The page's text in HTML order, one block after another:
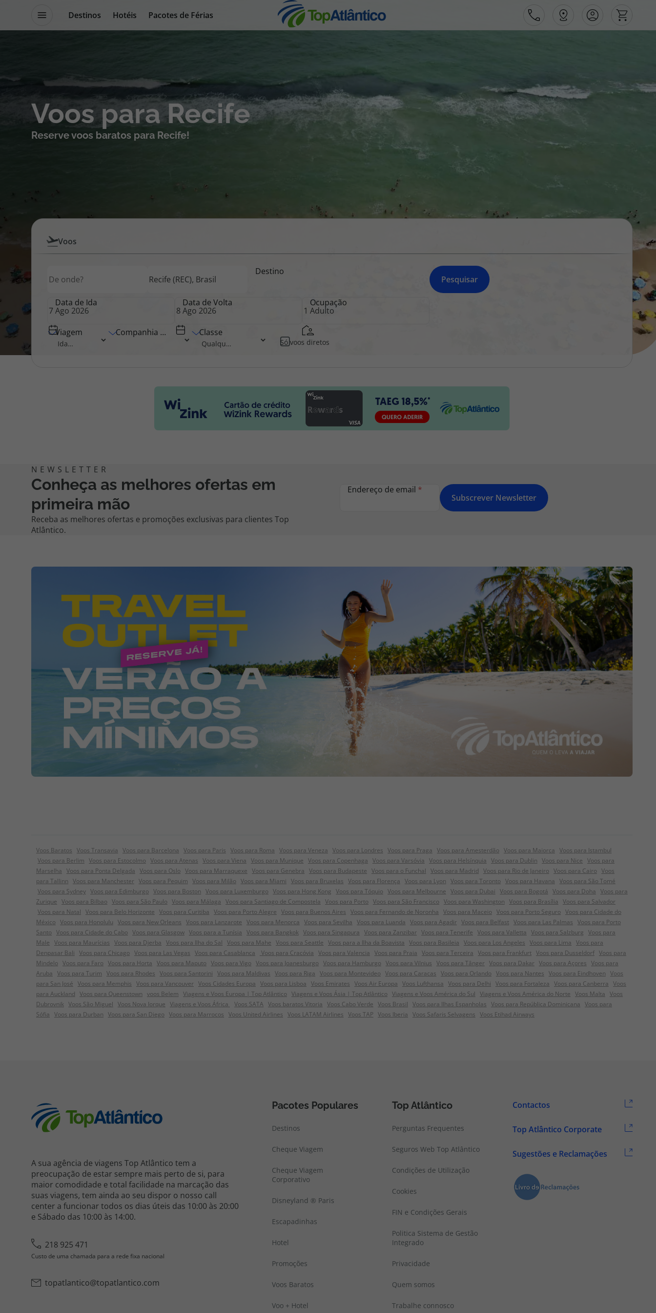
Destinos Hotéis
Pacotes de Férias
Promoções
Blog TopViagens
Destinos
Voos
Pacotes de Férias
Disneyland ® Paris
Escapadinhas
Cruzeiros
Blog TopViagens
Área de Cliente
Apoio ao cliente em Portugal
Apoio ao cliente no Estrangeiro
facilidade na marcação das suas viagens, tem ainda ao seu
dispor o nosso call center a funcionar todos os dias úteis das
10:00 às 20:00 e Sábado das 10:00 às 14:00.
Voos para Recife
Reserve voos baratos para Recife!
Pesquisar
por
Voos
Voos
Destino
Data de Ida Data de Volta Ocupação
Viagem Companhia Aérea Classe
Só voos diretos
Pesquisar
Conheça as melhores ofertas em
primeira mão
Receba as melhores ofertas e promoções exclusivas para clientes Top
Atlântico.
Endereço de email *
Subscrever Newsletter
Voos Baratos Voos Transavia Voos para Barcelona Voos para Paris Voos para Roma Voos para Veneza Voos para Londres Voos para Praga Voos para Amesterdão Voos para Maiorca Voos para Istambul
Voos para Berlim Voos para Estocolmo Voos para Atenas Voos para Viena Voos para Munique Voos para Copenhaga Voos para Varsóvia Voos para Helsínquia Voos para Dublin Voos para Nice Voos para
Marselha Voos para Ponta Delgada Voos para Oslo Voos para Marraquexe Voos para Genebra Voos para Budapeste Voos para o Funchal Voos para Madrid Voos para Rio de Janeiro Voos para Cairo Voos
para Tallinn Voos para Manchester Voos para Pequim Voos para Milão Voos para Miami Voos para Bruxelas Voos para Florença Voos para Lyon Voos para Toronto Voos para Havana Voos para São Tomé
Voos para Sydney Voos para Edimburgo Voos para Boston Voos para Luxemburgo Voos para Hong Kong Voos para Tóquio Voos para Melbourne Voos para Dubai Voos para Bogotá Voos para Doha Voos para
Zurique Voos para Bilbao Voos para São Paulo Voos para Málaga Voos para Santiago de Compostela Voos para Porto Voos para São Francisco Voos para Washington Voos para Brasília Voos para Salvador
Voos para Natal Voos para Belo Horizonte Voos para Curitiba Voos para Porto Alegre Voos para Buenos Aires Voos para Fernando de Noronha Voos para Maceio Voos para Porto Seguro Voos para Cidade do
México Voos para Honolulu Voos para New Orleans Voos para Lanzarote Voos para Menorca Voos para Sevilha Voos para Luanda Voos para Agadir Voos para Belfast Voos para Las Palmas Voos para Porto
Santo Voos para Cidade do Cabo Voos para Glasgow Voos para a Tunísia Voos para Bangkok Voos para Singapura Voos para Zanzibar Voos para Tenerife Voos para Valletta Voos para Salzburg Voos para
Male Voos para Maurícias Voos para Djerba Voos para Ilha do Sal Voos para Mahe Voos para Seattle Voos para a Ilha da Boavista Voos para Basileia Voos para Los Angeles Voos para Lima Voos para
Denpasar Bali Voos para Chicago Voos para Las Vegas Voos para Casablanca Voos para Cracóvia Voos para Valencia Voos para Praia Voos para Terceira Voos para Frankfurt Voos para Dusseldorf Voos para
Mindelo Voos para Faro Voos para Horta Voos para Maputo Voos para Vigo Voos para Joanesburgo Voos para Hamburgo Voos para Vilnius Voos para Tânger Voos para Dakar Voos para Açores Voos para
Aruba Voos para Turim Voos para Rhodes Voos para Santorini Voos para Maldivas Voos para Riga Voos para Montevideo Voos para Caracas Voos para Orlando Voos para Nantes Voos para Eindhoven Voos
para San José Voos para Memphis Voos para Vancouver Voos Cidades Europa Voos para Lisboa Voos Emirates Voos Air Europa Voos Lufthansa Voos para Delhi Voos para Fortaleza Voos para Canberra Voos
para Auckland Voos para Queenstown voos Belem Viagens e Voos Europa | Top Atlântico Viagens e Voos Ásia | Top Atlântico Viagens e Voos América do Sul Viagens e Voos América do Norte Voos Malta Voos
Dubrovnik Voos São Miguel Voos Nova Iorque Viagens e Voos África Voos SATA Voos baratos Vitoria Voos Cabo Verde Voos Brasil Voos para Ilhas Espanholas Voos para República Dominicana Voos para
Sófia Voos para Durban Voos para San Diego Voos para Marrocos Voos United Airlines Voos LATAM Airlines Voos TAP Voos Iberia Voos Safaris Selvagens Voos Etihad Airways
A sua agência de viagens Top Atlântico tem a
preocupação de estar sempre mais perto de si, para
maior comodidade e total facilidade na marcação das
suas viagens, tem ainda ao seu dispor o nosso call
center a funcionar todos os dias úteis das 10:00 às 20:00
e Sábado das 10:00 às 14:00.
218 925 471
Custo de uma chamada para a rede fixa nacional
topatlantico@topatlantico.com
Pacotes Populares
Destinos
Cheque Viagem
Cheque Viagem
Corporativo
Disneyland ® Paris
Escapadinhas
Hotel
Promoções
Voos Baratos
Voo + Hotel
Top Atlântico
Perguntas Frequentes
Seguros Web Top Atlântico
Condições de Utilização
Cookies
FIN e Condições Gerais
Politica Sistema de Gestão
Integrado
Privacidade
Quem somos
Trabalhe connosco
Contactos
Top Atlântico Corporate
Sugestões e Reclamações